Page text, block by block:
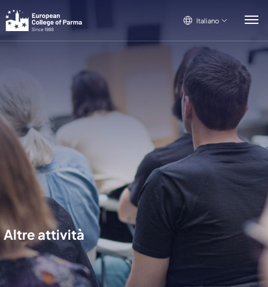
Italiano
English
Français
Italiano
Altre attività